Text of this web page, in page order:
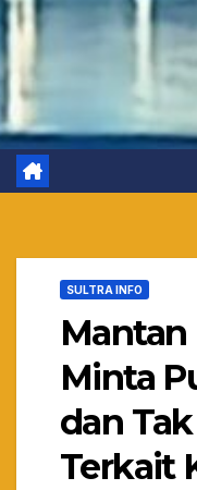
SULTRA INFO
Minta
dan
Terkait